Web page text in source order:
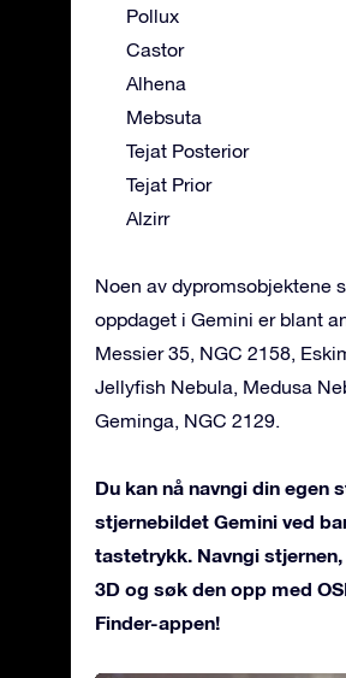
Pollux
Castor
Alhena
Mebsuta
Tejat Posterior
Tejat Prior
Alzirr
Noen av dypromsobjektene
oppdaget i Gemini er blant
Messier 35, NGC 2158,
Jellyfish Nebula, Medusa
Geminga, NGC 2129.
Du kan nå navngi din egen
stjernebildet Gemini ved
tastetrykk. Navngi stjernen,
3D og søk den opp med
Finder-appen!